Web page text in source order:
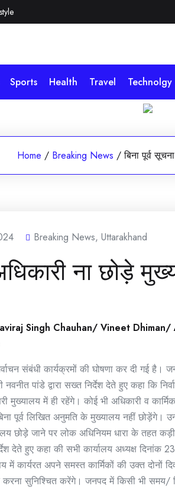
Sports Health Travel Technolgy
Home / Breaking News / बिना पूर्व
Breaking News, Uttarakhand
ना छोड़े
Singh Chauhan/ Vineet Dhiman/
संबंधी कार्यक्रमों की घोषणा कर दी गई है।
पांडे द्वारा सख्त निर्देश देते हुए कहा कि
में ही रहेंगे। कोई भी अधिकारी व
पूर्व लिखित अनुमति के मुख्यालय नहीं छोड़ेंगे।
छोड़े जाने पर लोक अधिनियम धारा के तहत कड़ी
देते हुए कहा की सभी कार्यालय अध्यक्ष दिनांक
में कार्यरत अपने समस्त कार्मिकों की उक्त दोनों
सुनिश्चित करेंगे। जनपद में किसी भी समय/